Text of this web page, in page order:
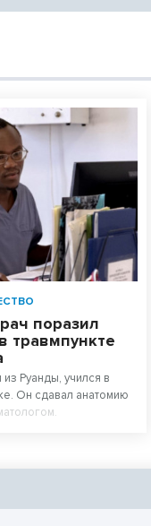
поразил
травмпункте
Руанды, учился в
Он сдавал анатомию